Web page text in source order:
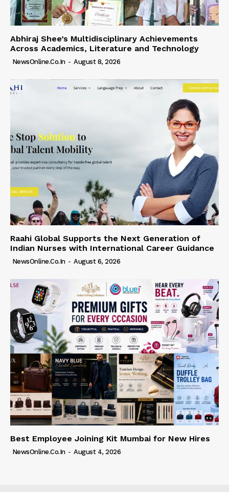
Abhiraj Shee’s Multidisciplinary Achievements
Across Academics, Literature and Technology
NewsOnline.co.in - August 8, 2026
Raahi Global Supports the Next Generation of
Indian Nurses with International Career Guidance
NewsOnline.co.in - August 6, 2026
Best Employee Joining Kit Mumbai for New Hires
NewsOnline.co.in - August 4, 2026